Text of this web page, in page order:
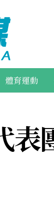
體育運動
表